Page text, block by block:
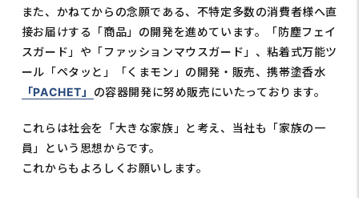
また、かねてからの念願である、不特定多数の消費者様へ直
接お届けする「商品」の開発を進めています。
「防塵フェイ
スガード」や「ファッションマウスガード」、粘着式万能ツ
ール「ペタッと」「くまモン」の開発・販売、携帯塗香水
「PACHET」 の容器開発に努め販売にいたっております。
これらは社会を「大きな家族」と考え、当社も「家族の一
員」という思想からです。
これからもよろしくお願いします。